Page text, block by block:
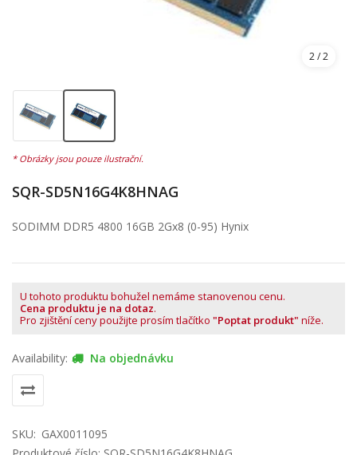
2/ 2
SQR-SD5N16G4K8HNAG
SODIMM DDR5 4800 16GB 2Gx8 (0-95) Hynix
U tohoto produktu bohužel nemáme stanovenou cenu.
Cena produktu je na dotaz.
Pro zjištění ceny použijte prosím tlačítko "Poptat produkt" níže.
Availability: Na objednávku
SKU: GAX0011095